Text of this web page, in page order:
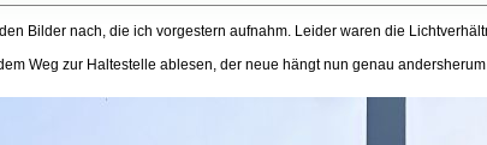
Bilder nach, die ich vorgestern aufnahm. Leider waren die
Weg zur Haltestelle ablesen, der neue hängt nun genau